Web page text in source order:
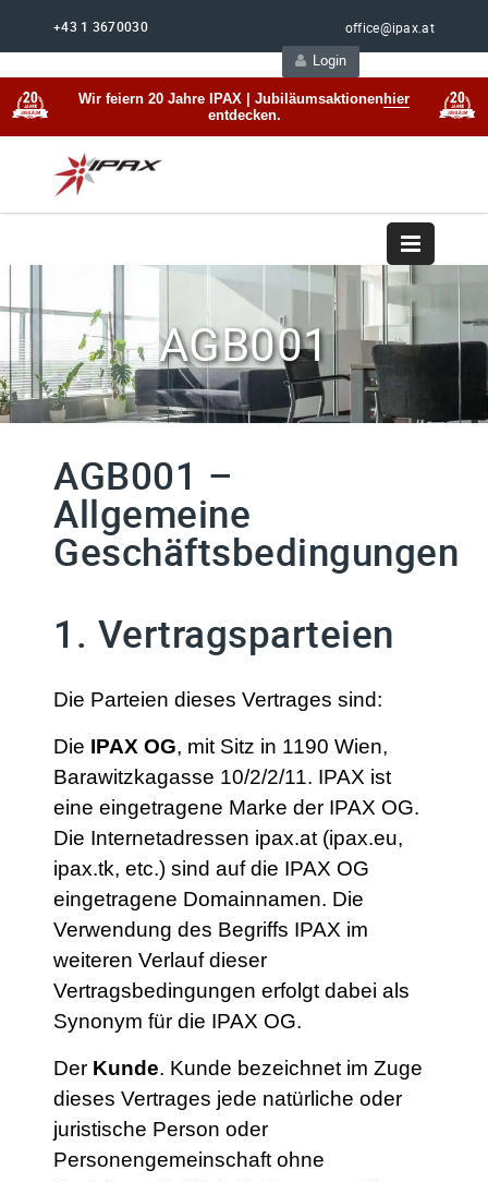
+43 1 3670030
office@ipax.at
Login
Wir feiern 20 Jahre IPAX | Jubiläumsaktionenhier
entdecken.
AGB001
AGB001 –
Allgemeine
Geschäftsbedingungen
1. Vertragsparteien
Die Parteien dieses Vertrages sind:
Die IPAX OG, mit Sitz in 1190 Wien,
Barawitzkagasse 10/2/2/11. IPAX ist
eine eingetragene Marke der IPAX OG.
Die Internetadressen ipax.at (ipax.eu,
ipax.tk, etc.) sind auf die IPAX OG
eingetragene Domainnamen. Die
Verwendung des Begriffs IPAX im
weiteren Verlauf dieser
Vertragsbedingungen erfolgt dabei als
Synonym für die IPAX OG.
Der Kunde. Kunde bezeichnet im Zuge
dieses Vertrages jede natürliche oder
juristische Person oder
Personengemeinschaft ohne